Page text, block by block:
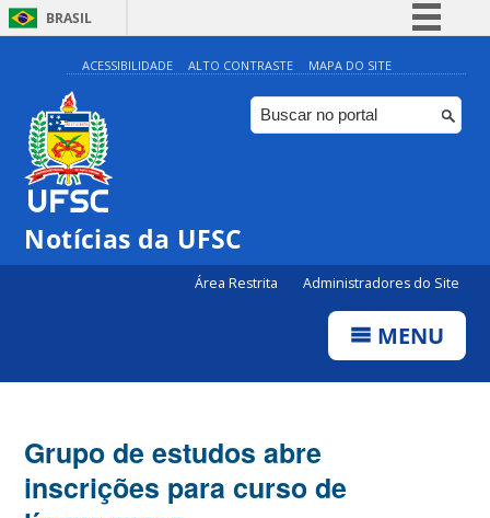
BRASIL
Simplifique!
Comunica BR
Participe
ACESSIBILIDADE ALTO CONTRASTE MAPA DO SITE
Notícias da UFSC
Área Restrita Administradores do Site
MENU
Grupo de estudos abre
inscrições para curso de